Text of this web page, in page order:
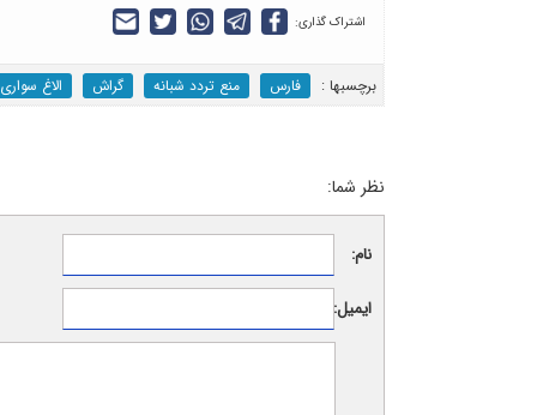
اشتراک گذاری:
برچسب‎ها : فارس منع تردد شبانه گراش الاغ سواری
نظر شما:
نام:
ایمیل: